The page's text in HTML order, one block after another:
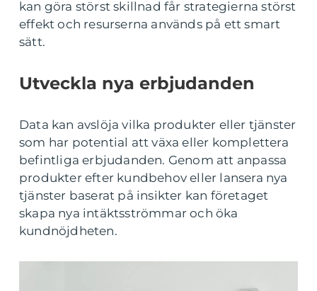
kan göra störst skillnad får strategierna störst
effekt och resurserna används på ett smart
sätt.
Utveckla nya erbjudanden
Data kan avslöja vilka produkter eller tjänster
som har potential att växa eller komplettera
befintliga erbjudanden. Genom att anpassa
produkter efter kundbehov eller lansera nya
tjänster baserat på insikter kan företaget
skapa nya intäktsströmmar och öka
kundnöjdheten.